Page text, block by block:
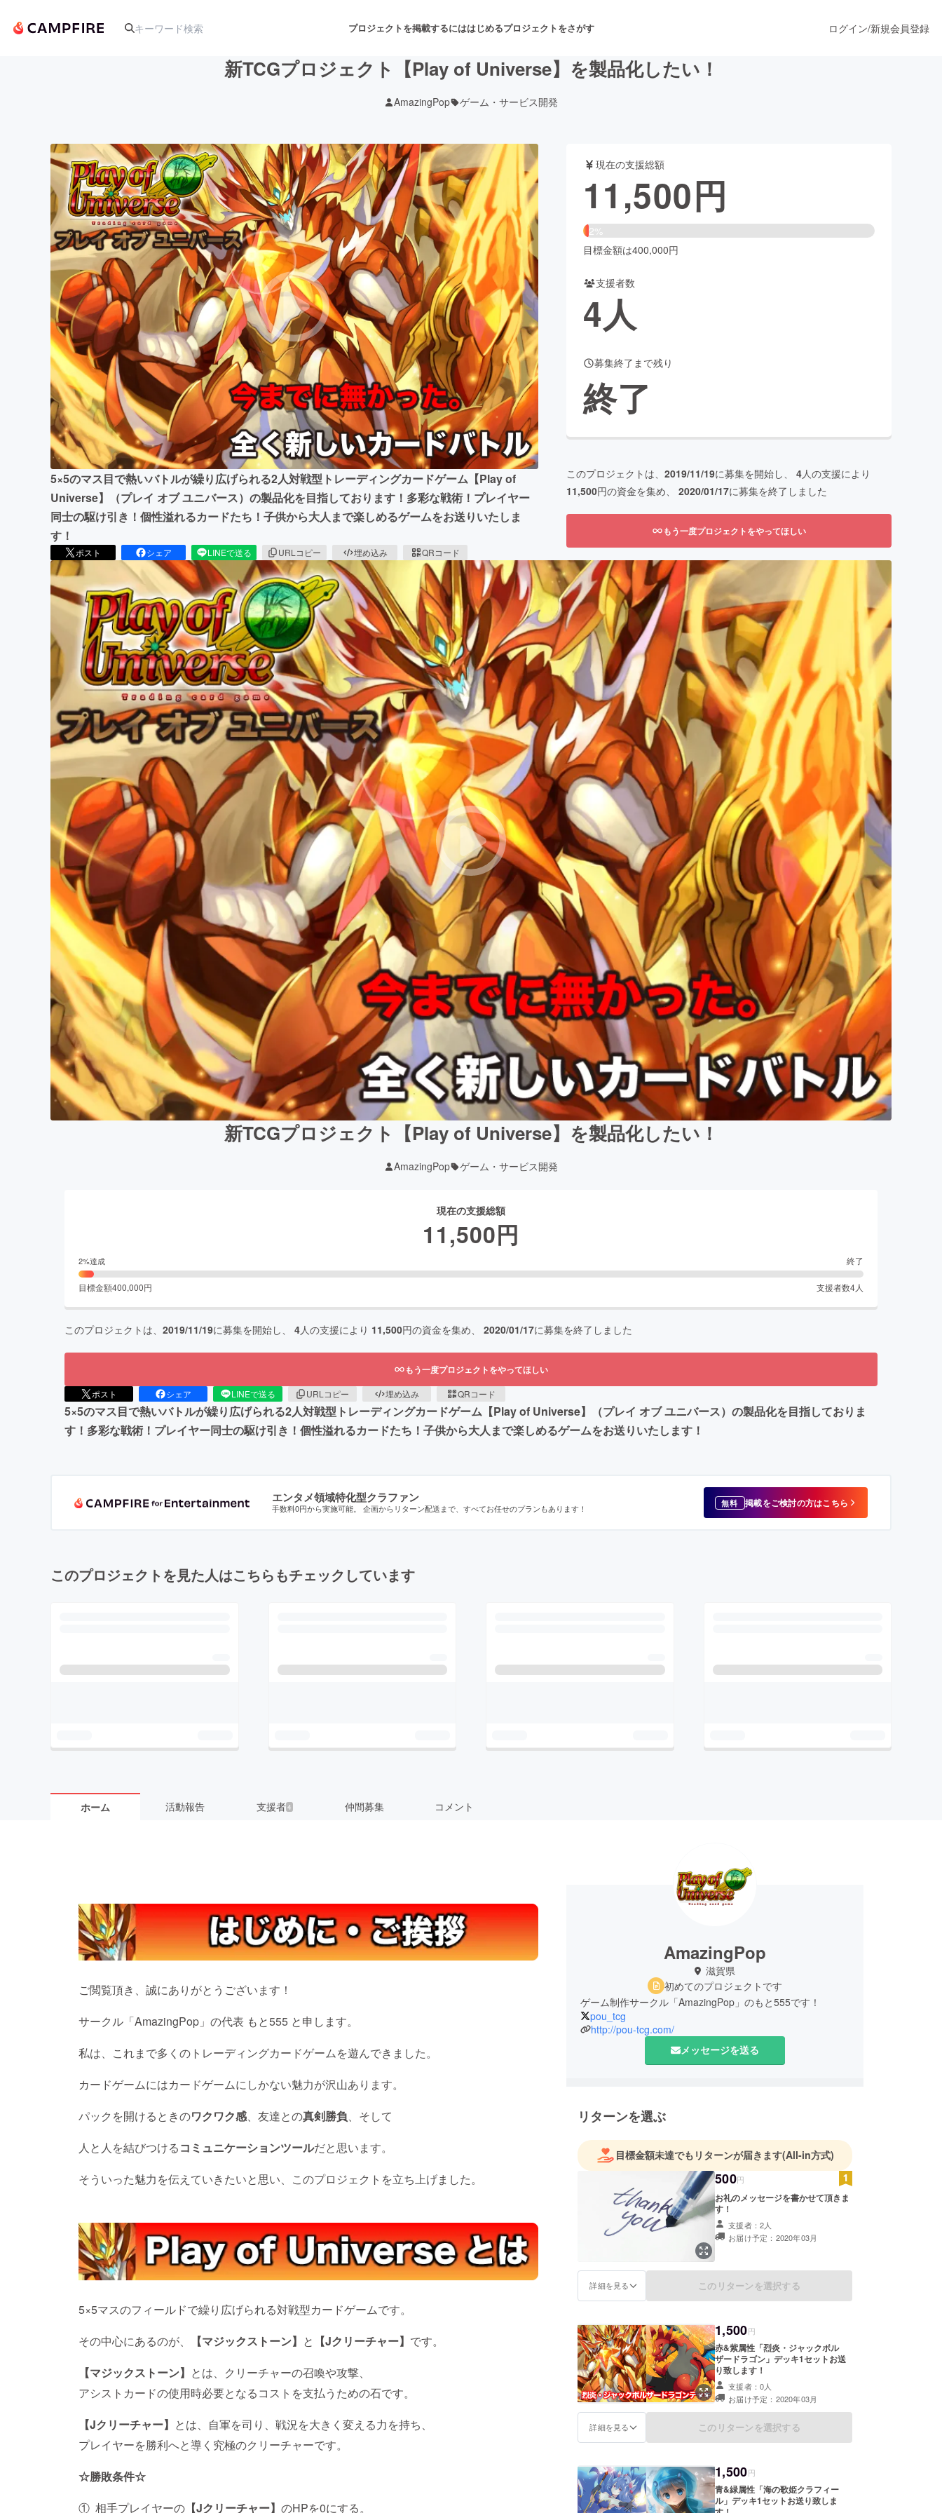
プロジェクトを掲載するにははじめるプロジェクトをさがす
アート・写真 音楽 舞台・パフォーマンス
テクノロジー・ガジェット ゲーム・サービス開発 フード・飲食店 ファッション
映像・映画 書籍・雑誌出版 アニメ・漫画
ビジネス・起業 チャレンジ ビューティー・ヘルスケア
まちづくり・地域活性化
CAMPFIRE for Social GoodCAMPFIRE Creation
CAMPFIREふるさと納税machi-yaコミュニティ
ログイン/新規会員登録
新TCGプロジェクト【Play of Universe】を製品化したい！
AmazingPop ゲーム・サービス開発
5×5のマス目で熱いバトルが繰り広げられる2人対戦型トレーディングカードゲーム【Play of
Universe】（プレイ オブ ユニバース）の製品化を目指しております！多彩な戦術！プレイヤー
同士の駆け引き！個性溢れるカードたち！子供から大人まで楽しめるゲームをお送りいたしま
す！
ポスト シェア LINEで送る URLコピー 埋め込み QRコード
現在の支援総額
11,500円
2%
目標金額は400,000円
支援者数
4人
募集終了まで残り
終了
このプロジェクトは、 2019/11/19に募集を開始し、 4人の支援により
11,500円の資金を集め、 2020/01/17に募集を終了しました
もう一度プロジェクトをやってほしい
新TCGプロジェクト【Play of Universe】を製品化したい！
AmazingPop ゲーム・サービス開発
現在の支援総額
11,500円
2%達成 終了
目標金額400,000円 支援者数4人
このプロジェクトは、 2019/11/19に募集を開始し、 4人の支援により 11,500円の資金を集め、 2020/01/17に募集を終了しました
もう一度プロジェクトをやってほしい
ポスト シェア LINEで送る URLコピー 埋め込み QRコード
5×5のマス目で熱いバトルが繰り広げられる2人対戦型トレーディングカードゲーム【Play of Universe】（プレイ オブ ユニバース）の製品化を目指しておりま
す！多彩な戦術！プレイヤー同士の駆け引き！個性溢れるカードたち！子供から大人まで楽しめるゲームをお送りいたします！
エンタメ領域特化型クラファン
手数料0円から実施可能。 企画からリターン配送まで、すべてお任せのプランもあります！ 無料 掲載をご検討の方はこちら
このプロジェクトを見た人はこちらもチェックしています
ホーム 活動報告 支援者4 仲間募集 コメント
ご閲覧頂き、誠にありがとうございます！
サークル「AmazingPop」の代表 もと555 と申します。
私は、これまで多くのトレーディングカードゲームを遊んできました。
カードゲームにはカードゲームにしかない魅力が沢山あります。
パックを開けるときのワクワク感、友達との真剣勝負、そして
人と人を結びつけるコミュニケーションツールだと思います。
そういった魅力を伝えていきたいと思い、このプロジェクトを立ち上げました。
5×5マスのフィールドで繰り広げられる対戦型カードゲームです。
その中心にあるのが、
【マジックストーン】 と 【Jクリーチャー】 です。
【マジックストーン】 とは、クリーチャーの召喚や攻撃、
アシストカードの使用時必要となるコストを支払うための石です。
【Jクリーチャー】 とは、自軍を司り、戦況を大きく変える力を持ち、
プレイヤーを勝利へと導く究極のクリーチャーです。
☆勝敗条件☆
① 相手プレイヤーの 【Jクリーチャー】 のHPを0にする。
AmazingPop
滋賀県
初めてのプロジェクトです
ゲーム制作サークル「AmazingPop」のもと555です！
pou_tcg
http://pou-tcg.com/
メッセージを送る
リターンを選ぶ
目標金額未達でもリターンが届きます(All-in方式)
500円
お礼のメッセージを書かせて頂きま
す！
支援者：2人
お届け予定：2020年03月
詳細を見る このリターンを選択する
1,500円
赤&紫属性「烈炎・ジャックボル
ザードラゴン」デッキ1セットお送
り致します！
支援者：0人
お届け予定：2020年03月
詳細を見る このリターンを選択する
1,500円
青&緑属性「海の歌姫クラフィー
ル」デッキ1セットお送り致しま